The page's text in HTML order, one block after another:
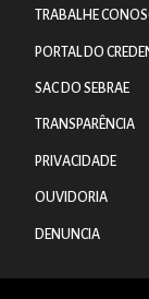
TRABALHE
PORTAL DO
SAC DO SEBRAE
TRANSPARÊNCIA
PRIVACIDADE
OUVIDORIA
DENUNCIA